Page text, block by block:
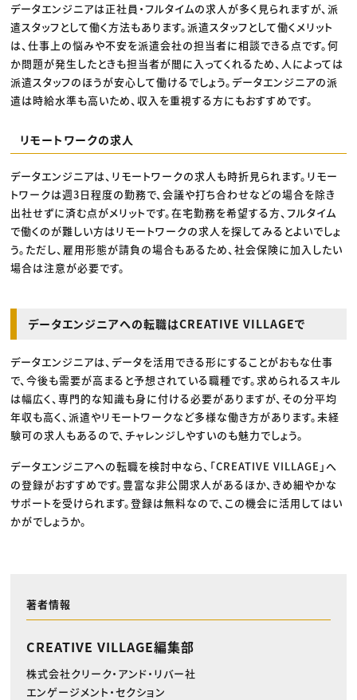
データエンジニアは正社員・フルタイムの求人が多く見られますが、派
遣スタッフとして働く方法もあります。派遣スタッフとして働くメリット
は、仕事上の悩みや不安を派遣会社の担当者に相談できる点です。何
か問題が発生したときも担当者が間に入ってくれるため、人によっては
派遣スタッフのほうが安心して働けるでしょう。データエンジニアの派
遣は時給水準も高いため、収入を重視する方にもおすすめです。
リモートワークの求人
データエンジニアは、リモートワークの求人も時折見られます。リモー
トワークは週3日程度の勤務で、会議や打ち合わせなどの場合を除き
出社せずに済む点がメリットです。在宅勤務を希望する方、フルタイム
で働くのが難しい方はリモートワークの求人を探してみるとよいでしょ
う。ただし、雇用形態が請負の場合もあるため、社会保険に加入したい
場合は注意が必要です。
データエンジニアへの転職はCREATIVE VILLAGEで
データエンジニアは、データを活用できる形にすることがおもな仕事
で、今後も需要が高まると予想されている職種です。求められるスキル
は幅広く、専門的な知識も身に付ける必要がありますが、その分平均
年収も高く、派遣やリモートワークなど多様な働き方があります。未経
験可の求人もあるので、チャレンジしやすいのも魅力でしょう。
データエンジニアへの転職を検討中なら、「CREATIVE VILLAGE」へ
の登録がおすすめです。豊富な非公開求人があるほか、きめ細やかな
サポートを受けられます。登録は無料なので、この機会に活用してはい
かがでしょうか。
著者情報
CREATIVE VILLAGE編集部
株式会社クリーク・アンド・リバー社
エンゲージメント・セクション